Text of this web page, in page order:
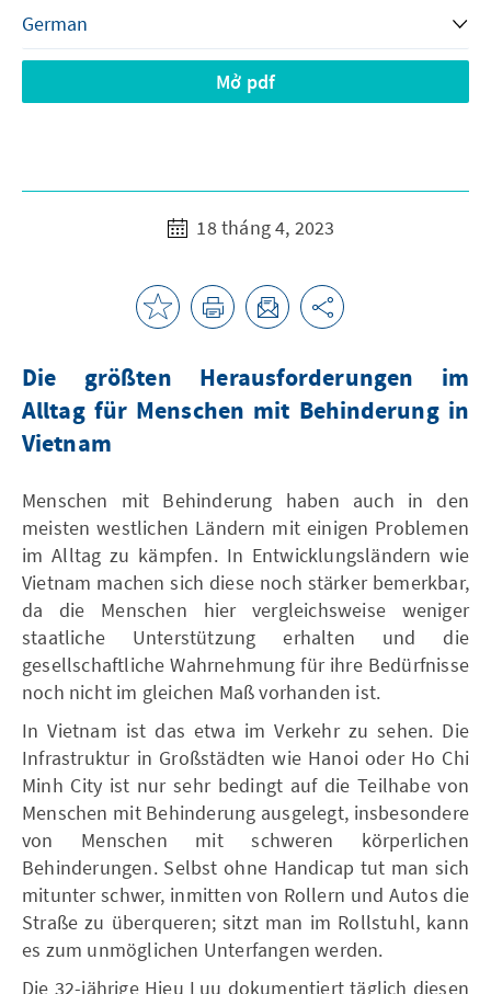
Mở pdf
18 tháng 4, 2023
Die größten Herausforderungen im
Alltag für Menschen mit Behinderung in
Vietnam
Menschen mit Behinderung haben auch in den
meisten westlichen Ländern mit einigen Problemen
im Alltag zu kämpfen. In Entwicklungsländern wie
Vietnam machen sich diese noch stärker bemerkbar,
da die Menschen hier vergleichsweise weniger
staatliche Unterstützung erhalten und die
gesellschaftliche Wahrnehmung für ihre Bedürfnisse
noch nicht im gleichen Maß vorhanden ist.
In Vietnam ist das etwa im Verkehr zu sehen. Die
Infrastruktur in Großstädten wie Hanoi oder Ho Chi
Minh City ist nur sehr bedingt auf die Teilhabe von
Menschen mit Behinderung ausgelegt, insbesondere
von Menschen mit schweren körperlichen
Behinderungen. Selbst ohne Handicap tut man sich
mitunter schwer, inmitten von Rollern und Autos die
Straße zu überqueren; sitzt man im Rollstuhl, kann
es zum unmöglichen Unterfangen werden.
Die 32-jährige Hieu Luu dokumentiert täglich diesen